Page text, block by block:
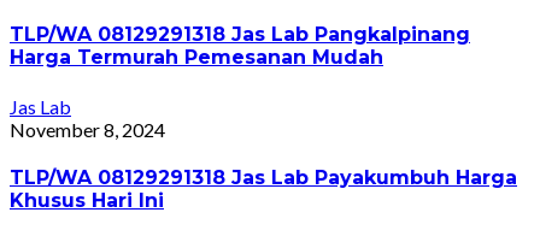
TLP/WA 08129291318 Jas Lab Pangkalpinang
Harga Termurah Pemesanan Mudah
Jas Lab
November 8, 2024
TLP/WA 08129291318 Jas Lab Payakumbuh Harga
Khusus Hari Ini